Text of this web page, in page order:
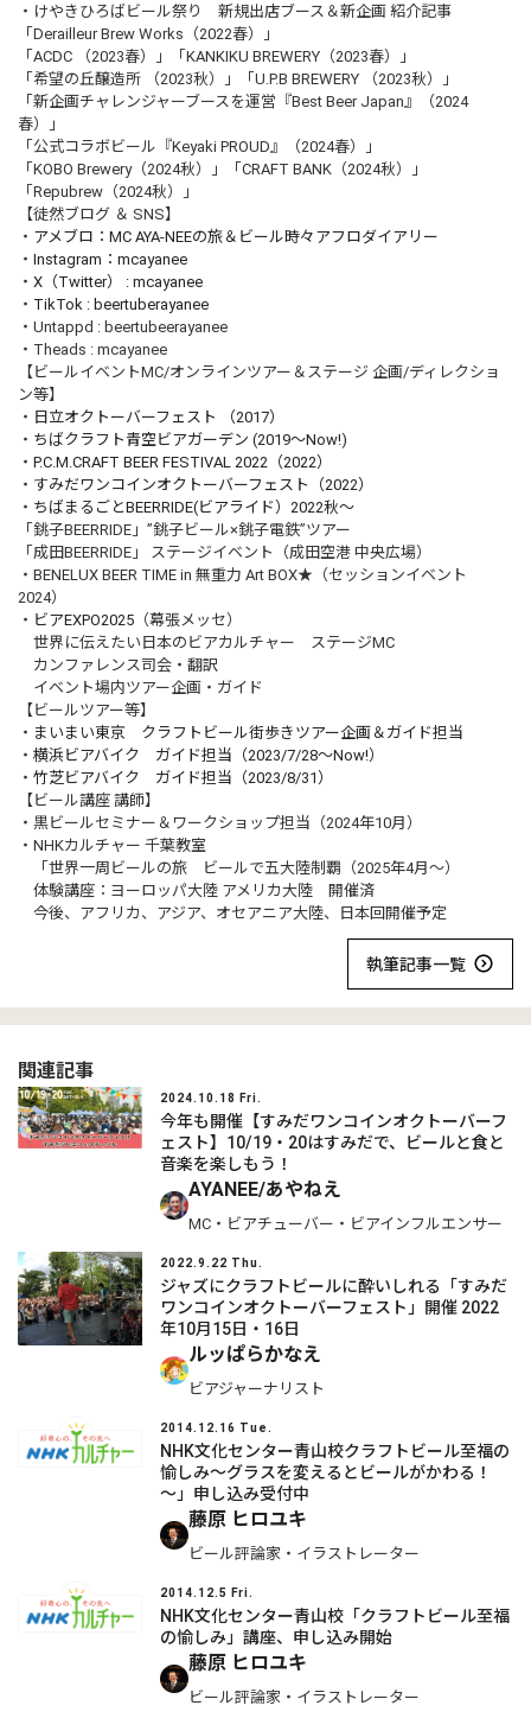
・けやきひろばビール祭り 新規出店ブース＆新企画 紹介記事
「Derailleur Brew Works（2022春）」
「ACDC （2023春）」「KANKIKU BREWERY（2023春）」
「希望の丘醸造所 （2023秋）」「U.P.B BREWERY （2023秋）」
「新企画チャレンジャーブースを運営『Best Beer Japan』（2024
春）」
「公式コラボビール『Keyaki PROUD』（2024春）」
「KOBO Brewery（2024秋）」「CRAFT BANK（2024秋）」
「Repubrew（2024秋）」
【徒然ブログ ＆ SNS】
・ アメブロ：MC AYA-NEEの旅＆ビール時々アフロダイアリー
・ Instagram：mcayanee
・ X（Twitter） : mcayanee
・ TikTok : beertuberayanee
・Untappd : beertubeerayanee
・Theads : mcayanee
【ビールイベントMC/オンラインツアー＆ステージ 企画/ディレクショ
ン等】
・ 日立オクトーバーフェスト （2017）
・ ちばクラフト青空ビアガーデン (2019～Now!)
・ P.C.M.CRAFT BEER FESTIVAL 2022（2022）
・ すみだワンコインオクトーバーフェスト（2022）
・ ちばまるごとBEERRIDE(ビアライド）2022秋～
「銚子BEERRIDE」”銚子ビール×銚子電鉄”ツアー
「成田BEERRIDE」 ステージイベント（成田空港 中央広場）
・BENELUX BEER TIME in 無重力 Art BOX★（セッションイベント
2024）
・ ビアEXPO2025 （幕張メッセ）
世界に伝えたい日本のビアカルチャー ステージMC
カンファレンス司会・翻訳
イベント場内ツアー企画・ガイド
【ビールツアー等】
・ まいまい東京 クラフトビール街歩きツアー企画＆ガイド担当
・ 横浜ビアバイク ガイド担当（2023/7/28～Now!）
・ 竹芝ビアバイク ガイド担当（2023/8/31）
【ビール講座 講師】
・黒ビールセミナー＆ワークショップ担当（2024年10月）
・NHKカルチャー 千葉教室
「世界一周ビールの旅 ビールで五大陸制覇（2025年4月～）
体験講座：ヨーロッパ大陸 アメリカ大陸 開催済
今後、アフリカ、アジア、オセアニア大陸、日本回開催予定
執筆記事一覧
関連記事
2024.10.18 Fri.
今年も開催【すみだワンコインオクトーバーフ
ェスト】10/19・20はすみだで、ビールと食と
音楽を楽しもう！
AYANEE/あやねえ
MC・ビアチューバー・ビアインフルエンサー
2022.9.22 Thu.
ジャズにクラフトビールに酔いしれる「すみだ
ワンコインオクトーバーフェスト」開催 2022
年10月15日・16日
ルッぱらかなえ
ビアジャーナリスト
2014.12.16 Tue.
NHK文化センター青山校クラフトビール至福の
愉しみ～グラスを変えるとビールがかわる！
～」申し込み受付中
藤原 ヒロユキ
ビール評論家・イラストレーター
2014.12.5 Fri.
NHK文化センター青山校「クラフトビール至福
の愉しみ」講座、申し込み開始
藤原 ヒロユキ
ビール評論家・イラストレーター